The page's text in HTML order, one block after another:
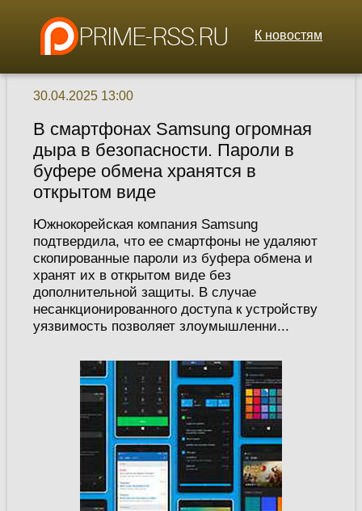
К новостям
30.04.2025 13:00
В смартфонах Samsung огромная
дыра в безопасности. Пароли в
буфере обмена хранятся в
открытом виде
Южнокорейская компания Samsung
подтвердила, что ее смартфоны не удаляют
скопированные пароли из буфера обмена и
хранят их в открытом виде без
дополнительной защиты. В случае
несанкционированного доступа к устройству
уязвимость позволяет злоумышленни...